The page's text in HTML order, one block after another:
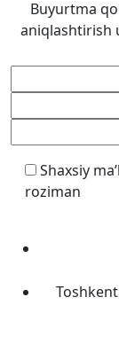
Buyurtma
aniqlashtirish
Shaxsiy
roziman